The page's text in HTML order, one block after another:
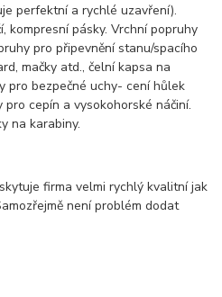
perfektní a rychlé uzavření).
kompresní pásky. Vrchní popruhy
pro připevnění stanu/spacího
mačky atd., čelní kapsa na
pro bezpečné uchy- cení hůlek
cepín a vysokohorské náčiní.
na karabiny.
firma velmi rychlý kvalitní jak
není problém dodat